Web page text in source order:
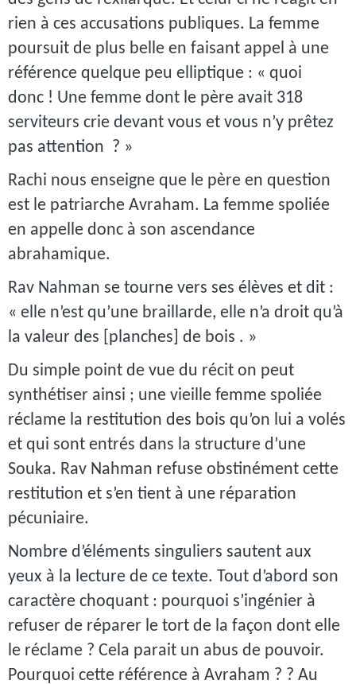
rien à ces accusations publiques. La femme
poursuit de plus belle en faisant appel à une
référence quelque peu elliptique : « quoi
donc ! Une femme dont le père avait 318
serviteurs crie devant vous et vous n’y prêtez
pas attention ? »
Rachi nous enseigne que le père en question
est le patriarche Avraham. La femme spoliée
en appelle donc à son ascendance
abrahamique.
Rav Nahman se tourne vers ses élèves et dit :
« elle n’est qu’une braillarde, elle n’a droit qu’à
la valeur des [planches] de bois . »
Du simple point de vue du récit on peut
synthétiser ainsi ; une vieille femme spoliée
réclame la restitution des bois qu’on lui a volés
et qui sont entrés dans la structure d’une
Souka. Rav Nahman refuse obstinément cette
restitution et s’en tient à une réparation
pécuniaire.
Nombre d’éléments singuliers sautent aux
yeux à la lecture de ce texte. Tout d’abord son
caractère choquant : pourquoi s’ingénier à
refuser de réparer le tort de la façon dont elle
le réclame ? Cela parait un abus de pouvoir.
Pourquoi cette référence à Avraham ? ? Au